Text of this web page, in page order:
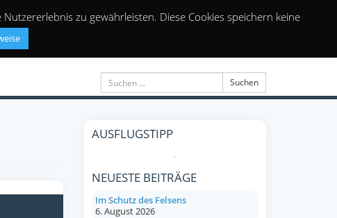
Suchen
AUSFLUGSTIPP
NEUESTE BEITRÄGE
Im Schutz des Felsens
6. August 2026
zu gewährleisten. Diese Cookies speichern keine